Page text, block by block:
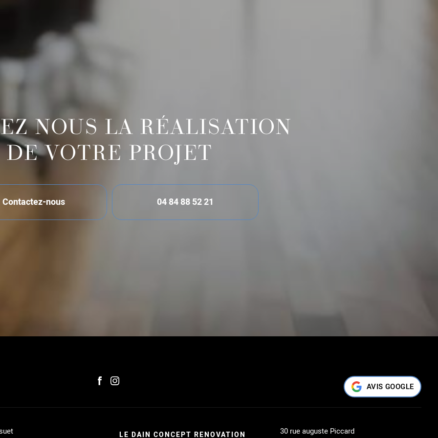
NOUS LA RÉALISATION
DE VOTRE PROJET
Contactez-nous 04 84 88 52 21
AVIS GOOGLE
LE DAIN CONCEPT RENOVATION 30 rue auguste Piccard